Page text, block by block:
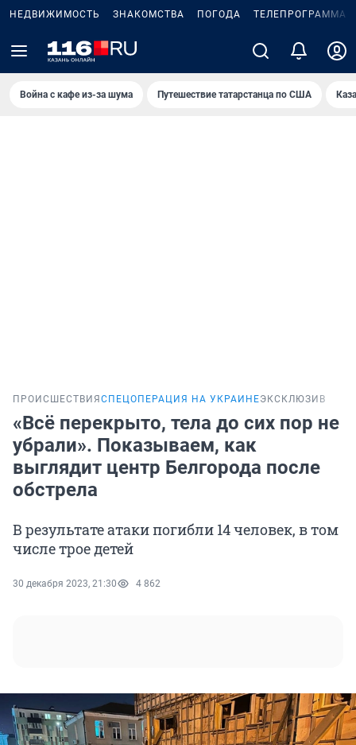
НЕДВИЖИМОСТЬ ЗНАКОМСТВА ПОГОДА ТЕЛЕПРОГРАММА
Война с кафе из-за шума Путешествие татарстанца по США
ПРОИСШЕСТВИЯ СПЕЦОПЕРАЦИЯ НА УКРАИНЕЭКСКЛЮЗИВ
«Всё перекрыто, тела до сих пор не
убрали». Показываем, как
выглядит центр Белгорода после
обстрела
В результате атаки погибли 14 человек, в том
числе трое детей
30 декабря 2023, 21:30 4 862